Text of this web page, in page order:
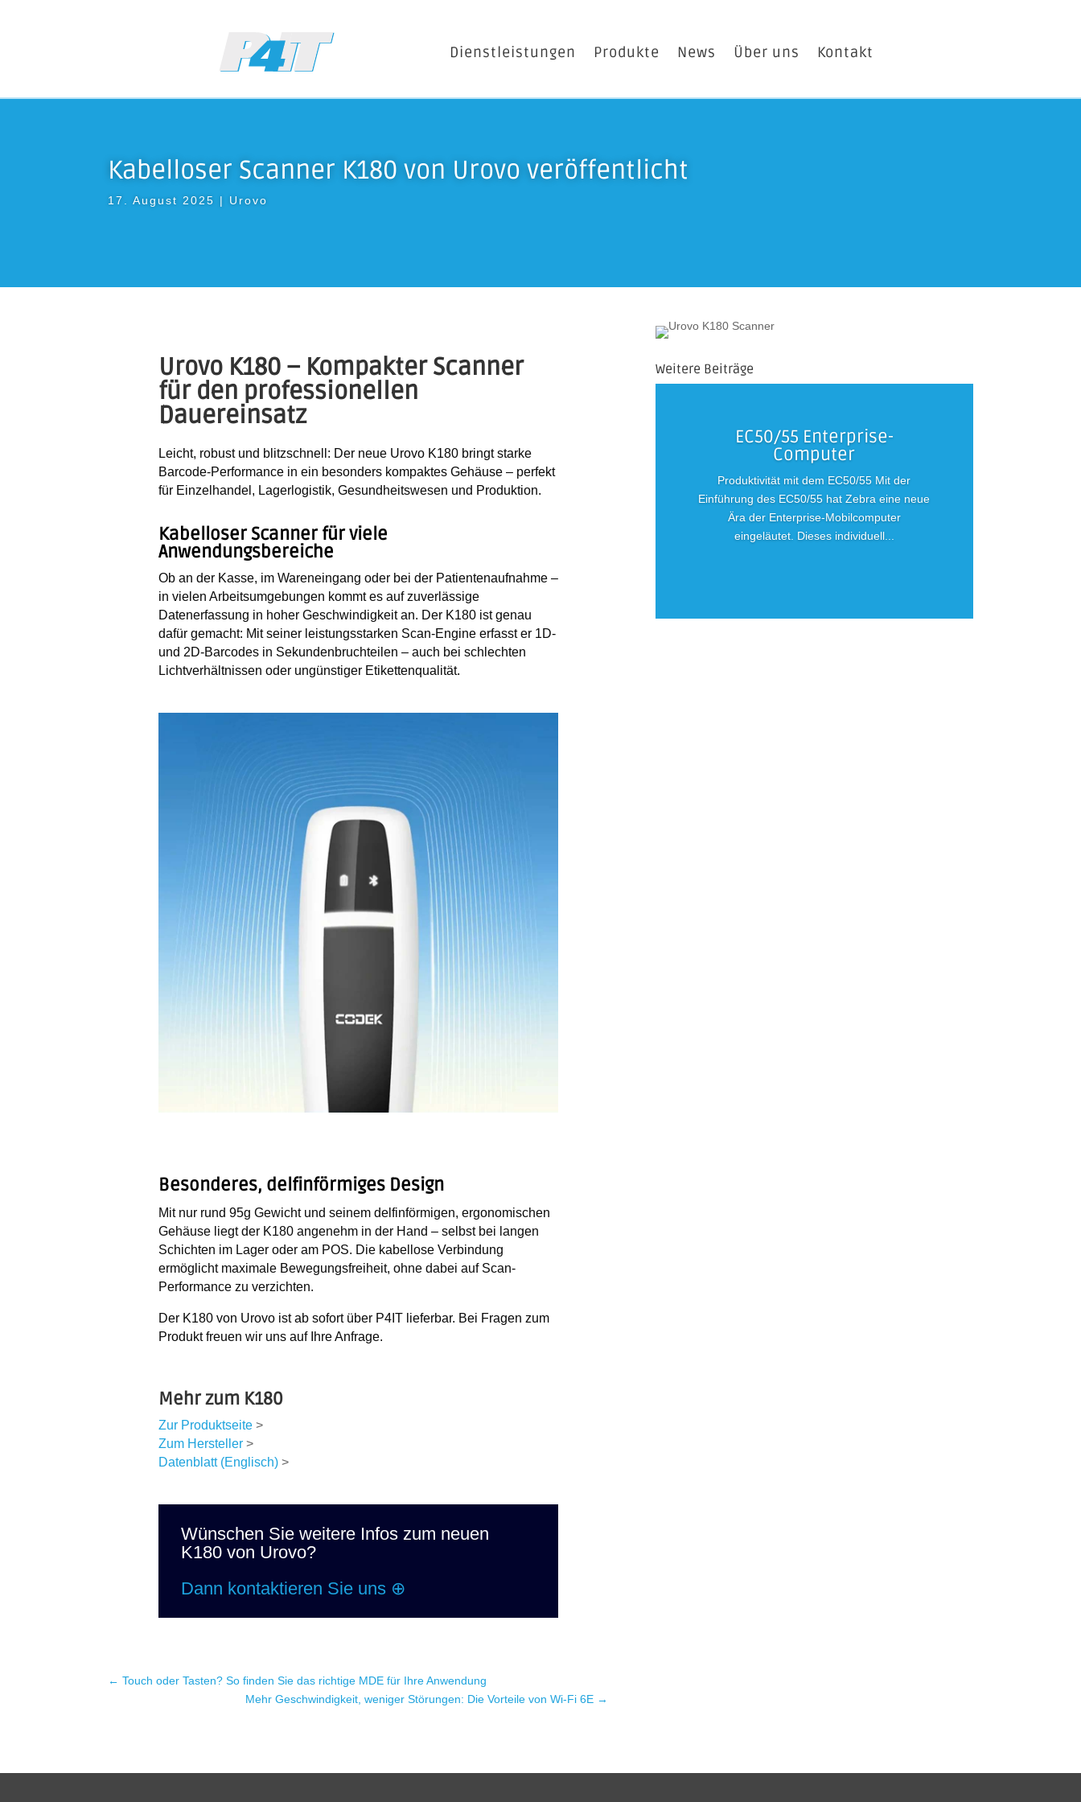
Dienstleistungen Produkte News Über uns Kontakt
Kabelloser Scanner K180 von Urovo veröffentlicht
17. August 2025 | Urovo
Urovo K180 – Kompakter Scanner
für den professionellen
Dauereinsatz
Leicht, robust und blitzschnell: Der neue Urovo K180bringt starke
Barcode-Performance in ein besonders kompaktes Gehäuse – perfekt
für Einzelhandel, Lagerlogistik, Gesundheitswesen und Produktion.
Kabelloser Scanner für viele
Anwendungsbereiche
Ob an der Kasse, im Wareneingang oder bei der Patientenaufnahme –
in vielen Arbeitsumgebungen kommt es auf zuverlässige
Datenerfassung in hoher Geschwindigkeit an. Der K180 ist genau
dafür gemacht: Mit seiner leistungsstarken Scan-Engineerfasst er 1D-
und 2D-Barcodes in Sekundenbruchteilen – auch bei schlechten
Lichtverhältnissen oder ungünstiger Etikettenqualität.
Besonderes, delfinförmiges Design
Mit nur rund 95g Gewicht und seinem delfinförmigen, ergonomischen
Gehäuseliegt der K180 angenehm in der Hand – selbst bei langen
Schichten im Lager oder am POS. Die kabellose Verbindung
ermöglicht maximale Bewegungsfreiheit, ohne dabei auf Scan-
Performance zu verzichten.
Der K180 von Urovo ist ab sofort über P4IT lieferbar. Bei Fragen zum
Produkt freuen wir uns auf Ihre Anfrage.
Mehr zum K180
Zur Produktseite>
Zum Hersteller>
Datenblatt (Englisch)>
Wünschen Sie weitere Infos zum neuen
K180 von Urovo?
Dann kontaktieren Sie uns ⊕
←Touch oder Tasten? So finden Sie das richtige MDE für Ihre Anwendung
Mehr Geschwindigkeit, weniger Störungen: Die Vorteile von Wi-Fi 6E→
Weitere Beiträge
EC50/55 Enterprise-
Computer
Produktivität mit dem EC50/55 Mit der
Einführung des EC50/55 hat Zebra eine neue
Ära der Enterprise-Mobilcomputer
eingeläutet. Dieses individuell...